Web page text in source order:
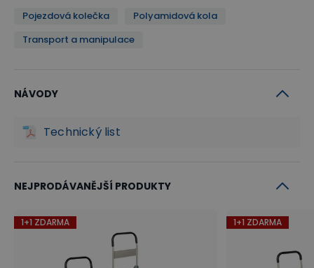
Pojezdová kolečka
Polyamidová kola
Transport a manipulace
NÁVODY
Technický list
NEJPRODÁVANĚJŠÍ PRODUKTY
1+1 ZDARMA 1+1 ZDARMA